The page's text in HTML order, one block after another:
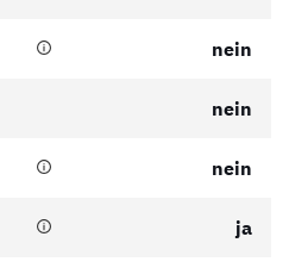
nein
nein
nein
ja